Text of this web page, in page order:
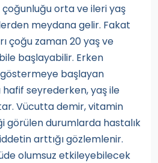
orta ve ileri yaş
meydana gelir. Fakat
çoğu zaman 20 yaş ve
başlayabilir. Erken
başlayan
hafif seyrederken, yaş ile
Vücutta demir, vitamin
görülen durumlarda hastalık
arttığı gözlemlenir.
olumsuz etkileyebilecek